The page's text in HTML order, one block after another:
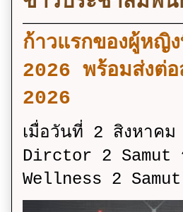
ก้าวแรกของผู้ห
2026 พร้อมส่ง
2026
เมื่อวันที่ 2 สิงหา
Dirctor 2 Samut
Wellness 2